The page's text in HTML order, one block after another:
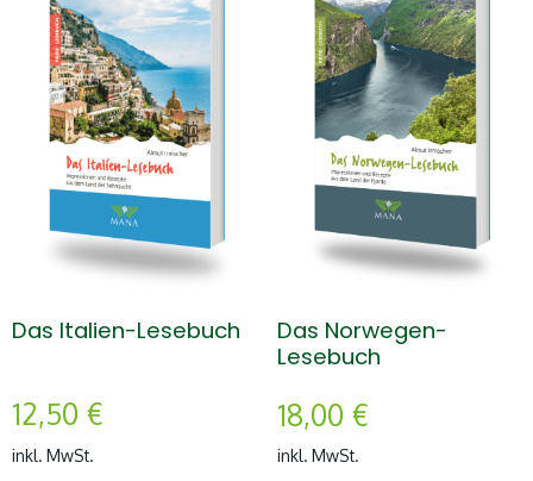
Das Italien-Lesebuch
12,50 €
inkl. MwSt.
Das Norwegen-
Lesebuch
18,00 €
inkl. MwSt.